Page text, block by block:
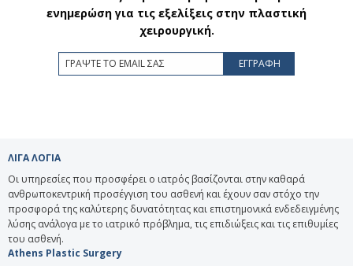
ενημερώση για τις εξελίξεις στην πλαστική
χειρουργική.
ΛΙΓΑ ΛΟΓΙΑ
Οι υπηρεσίες που προσφέρει ο ιατρός βασίζονται στην καθαρά
ανθρωποκεντρική προσέγγιση του ασθενή και έχουν σαν στόχο την
προσφορά της καλύτερης δυνατότητας και επιστημονικά ενδεδειγμένης
λύσης ανάλογα με το ιατρικό πρόβλημα, τις επιδιώξεις και τις επιθυμίες
του ασθενή.
Athens Plastic Surgery